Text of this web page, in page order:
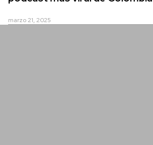
marzo 21, 2025